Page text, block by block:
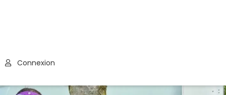
Connexion